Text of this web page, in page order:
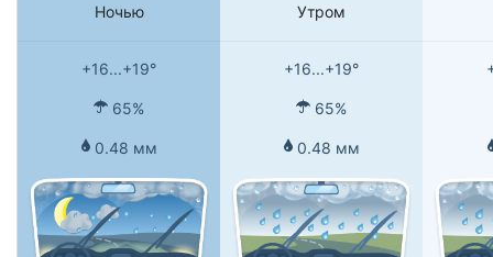
Ночью Утром
+16...+19° +16...+19°
65% 65%
0.48 мм 0.48 мм